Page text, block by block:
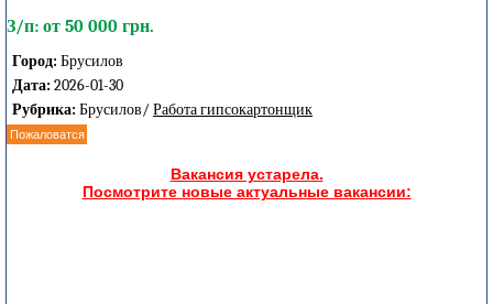
З/п: от 50 000 грн.
Город: Брусилов
Дата: 2026-01-30
Рубрика: Брусилов/ Работа гипсокартонщик
Пожаловатся
Вакансия устарела.
Посмотрите новые актуальные вакансии: